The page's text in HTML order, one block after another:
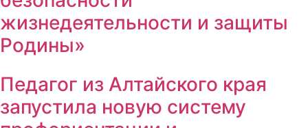
жизнедеятельности и защиты
Родины»
Педагог из Алтайского края
запустила новую систему